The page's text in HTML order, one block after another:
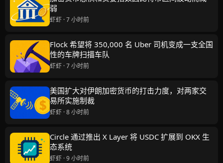
弱
虾虾 · 7 小时前
Flock 希望将 350,000 名 Uber 司机变成一支全国
性的车牌扫描车队
虾虾 · 7 小时前
美国扩大对伊朗加密货币的打击力度，对两家交
易所实施制裁
虾虾 · 8 小时前
Circle 通过推出 X Layer 将 USDC 扩展到 OKX 生
态系统
虾虾 · 9 小时前